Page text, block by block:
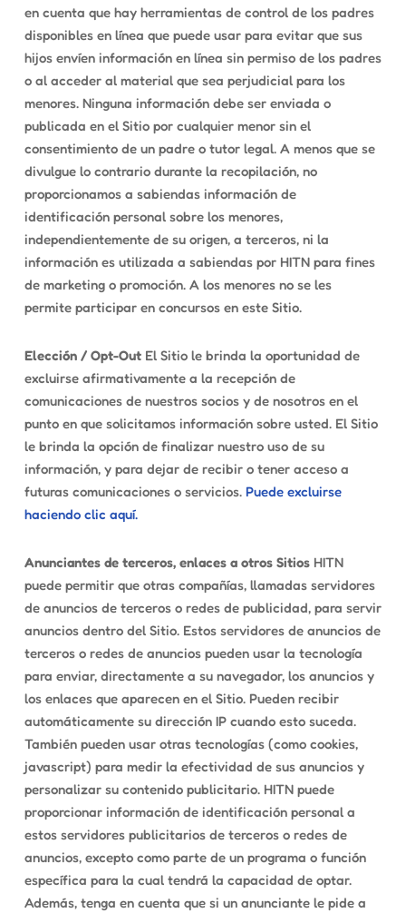
en cuenta que hay herramientas de control de los padres
disponibles en línea que puede usar para evitar que sus
hijos envíen información en línea sin permiso de los padres
o al acceder al material que sea perjudicial para los
menores. Ninguna información debe ser enviada o
publicada en el Sitio por cualquier menor sin el
consentimiento de un padre o tutor legal. A menos que se
divulgue lo contrario durante la recopilación, no
proporcionamos a sabiendas información de
identificación personal sobre los menores,
independientemente de su origen, a terceros, ni la
información es utilizada a sabiendas por HITN para fines
de marketing o promoción. A los menores no se les
permite participar en concursos en este Sitio.
Elección / Opt-OutEl Sitio le brinda la oportunidad de
excluirse afirmativamente a la recepción de
comunicaciones de nuestros socios y de nosotros en el
punto en que solicitamos información sobre usted. El Sitio
le brinda la opción de finalizar nuestro uso de su
información, y para dejar de recibir o tener acceso a
futuras comunicaciones o servicios. Puede excluirse
haciendo clic aquí.
Anunciantes de terceros, enlaces a otros SitiosHITN
puede permitir que otras compañías, llamadas servidores
de anuncios de terceros o redes de publicidad, para servir
anuncios dentro del Sitio. Estos servidores de anuncios de
terceros o redes de anuncios pueden usar la tecnología
para enviar, directamente a su navegador, los anuncios y
los enlaces que aparecen en el Sitio. Pueden recibir
automáticamente su dirección IP cuando esto suceda.
También pueden usar otras tecnologías (como cookies,
javascript) para medir la efectividad de sus anuncios y
personalizar su contenido publicitario. HITN puede
proporcionar información de identificación personal a
estos servidores publicitarios de terceros o redes de
anuncios, excepto como parte de un programa o función
específica para la cual tendrá la capacidad de optar.
Además, tenga en cuenta que si un anunciante le pide a